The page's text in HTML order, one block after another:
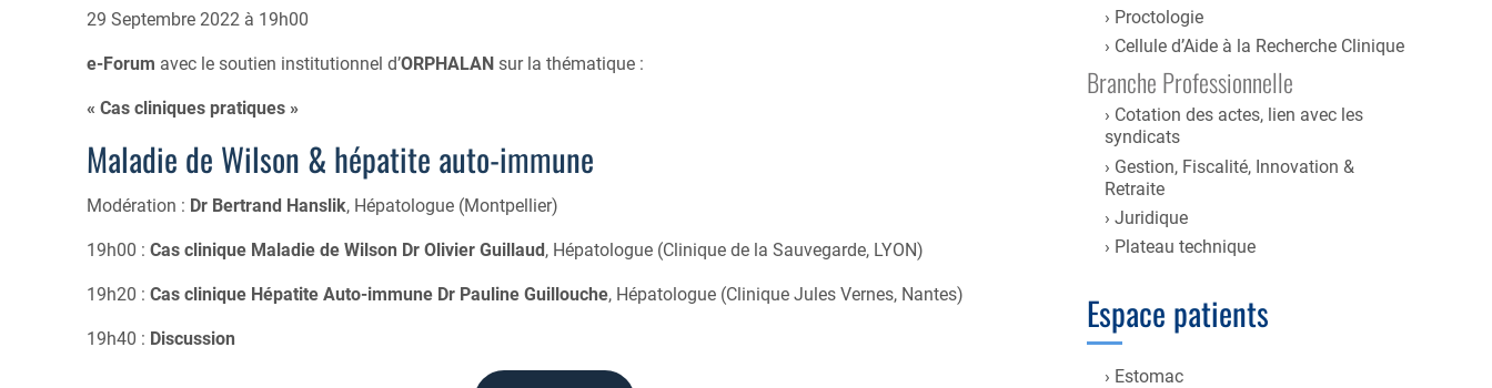
29 Septembre 2022 à 19h00
e-Forum avec le soutien institutionnel d’ORPHALAN sur la thématique :
« Cas cliniques pratiques »
Maladie de Wilson & hépatite auto-immune
Modération : Dr Bertrand Hanslik, Hépatologue (Montpellier)
19h00 : Cas clinique Maladie de Wilson Dr Olivier Guillaud, Hépatologue (Clinique de la Sauvegarde, LYON)
19h20 : Cas clinique Hépatite Auto-immune Dr Pauline Guillouche, Hépatologue (Clinique Jules Vernes, Nantes)
19h40 : Discussion
Proctologie
Cellule d’Aide à la Recherche Clinique
Branche Professionnelle
Cotation des actes, lien avec les
syndicats
Gestion, Fiscalité, Innovation &
Retraite
Juridique
Plateau technique
Espace patients
Estomac